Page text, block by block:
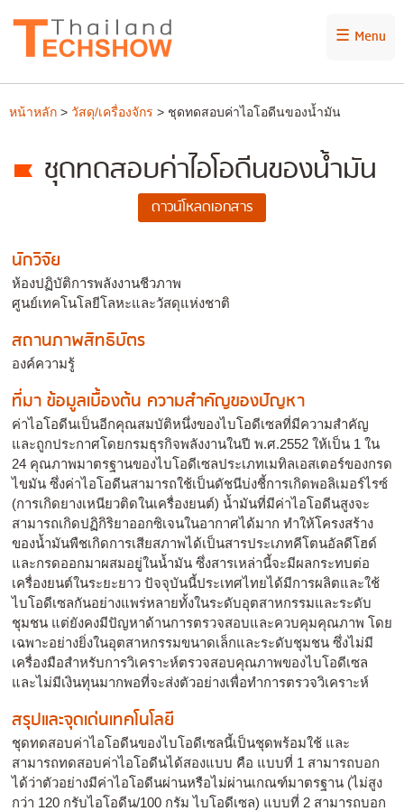
☰ Menu
หน้าหลัก > วัสดุ/เครื่องจักร > ชุดทดสอบค่าไอโอดีนของน้ำมัน
ชุดทดสอบค่าไอโอดีนของน้ำมัน
นักวิจัย
ห้องปฏิบัติการพลังงานชีวภาพ
ศูนย์เทคโนโลยีโลหะและวัสดุแห่งชาติ
สถานภาพสิทธิบัตร
องค์ความรู้
ที่มา ข้อมูลเบื้องต้น ความสำคัญของปัญหา
ค่าไอโอดีนเป็นอีกคุณสมบัติหนึ่งของไบโอดีเซลที่มีความสำคัญ
และถูกประกาศโดยกรมธุรกิจพลังงานในปี พ.ศ.2552 ให้เป็น 1 ใน
24 คุณภาพมาตรฐานของไบโอดีเซลประเภทเมทิลเอสเตอร์ของกรด
ไขมัน ซึ่งค่าไอโอดีนสามารถใช้เป็นดัชนีบ่งชี้การเกิดพอลิเมอร์ไรซ์
(การเกิดยางเหนียวติดในเครื่องยนต์) น้ำมันที่มีค่าไอโอดีนสูงจะ
สามารถเกิดปฏิกิริยาออกซิเจนในอากาศได้มาก ทำให้โครงสร้าง
ของน้ำมันพืชเกิดการเสียสภาพได้เป็นสารประเภทคีโตนอัลดีโฮด์
และกรดออกมาผสมอยู่ในน้ำมัน ซึ่งสารเหล่านี้จะมีผลกระทบต่อ
เครื่องยนต์ในระยะยาว ปัจจุบันนี้ประเทศไทยได้มีการผลิตและใช้
ไบโอดีเซลกันอย่างแพร่หลายทั้งในระดับอุตสาหกรรมและระดับ
ชุมชน แต่ยังคงมีปัญหาด้านการตรวจสอบและควบคุมคุณภาพ โดย
เฉพาะอย่างยิ่งในอุตสาหกรรมขนาดเล็กและระดับชุมชน ซึ่งไม่มี
เครื่องมือสำหรับการวิเคราะห์ตรวจสอบคุณภาพของไบโอดีเซล
และไม่มีเงินทุนมากพอที่จะส่งตัวอย่างเพื่อทำการตรวจวิเคราะห์
สรุปและจุดเด่นเทคโนโลยี
ชุดทดสอบค่าไอโอดีนของไบโอดีเซลนี้เป็นชุดพร้อมใช้ และ
สามารถทดสอบค่าไอโอดีนได้สองแบบ คือ แบบที่ 1 สามารถบอก
ได้ว่าตัวอย่างมีค่าไอโอดีนผ่านหรือไม่ผ่านเกณฑ์มาตรฐาน (ไม่สูง
กว่า 120 กรับไอโอดีน/100 กรัม ไบโอดีเซล) แบบที่ 2 สามารถบอก